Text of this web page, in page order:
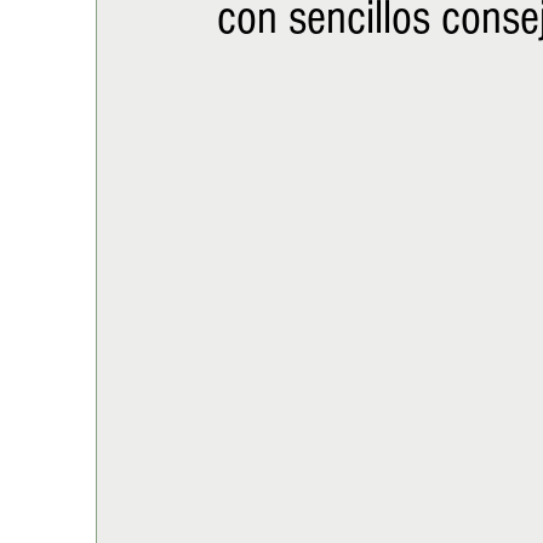
ALIMENTACIÓN COLUMNA BUENA MESA
con sencillos